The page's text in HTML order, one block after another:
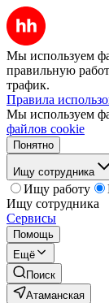
Мы используем
правильную
трафик.
Правила
Мы используем
файлов cookie
Понятно
Ищу сотрудника
Ищу работу
Ищу сотрудника
Сервисы
Помощь
Ещё
Поиск
Атаманская